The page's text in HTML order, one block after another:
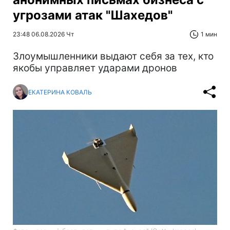
угрозами атак "Шахедов"
23:48 06.08.2026 Чт 1 мин
Злоумышленники выдают себя за тех, кто
якобы управляет ударами дронов
ЕКАТЕРИНА КОВАЛЬ